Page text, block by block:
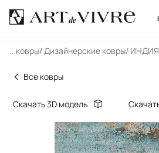
...ковры/ Дизайнерские ковры/ ИНДИЯ
Все ковры
Скачать 3D модель